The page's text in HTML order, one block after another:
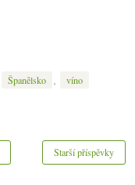
Španělsko , víno
Starší příspěvky